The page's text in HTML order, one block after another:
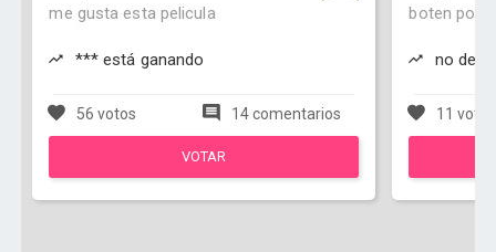
me gusta esta pelicula
*** está ganando
56 votos 14 comentarios
VOTAR
boten
no
11 votos